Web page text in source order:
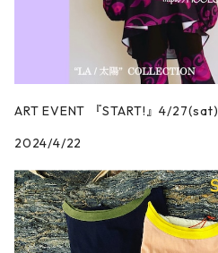
ART EVENT 『START!』4/27(sat)
2024/4/22